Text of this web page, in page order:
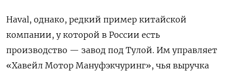
Haval, однако, редкий пример китайской
компании, у которой в России есть
производство — завод под Тулой. Им управляет
«Хавейл Мотор Мануфэкчуринг», чья выручка